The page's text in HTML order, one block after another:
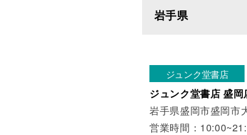
岩手県
ジュンク堂書店
ジュンク堂書店 盛岡
岩手県盛岡市盛岡
営業時間：